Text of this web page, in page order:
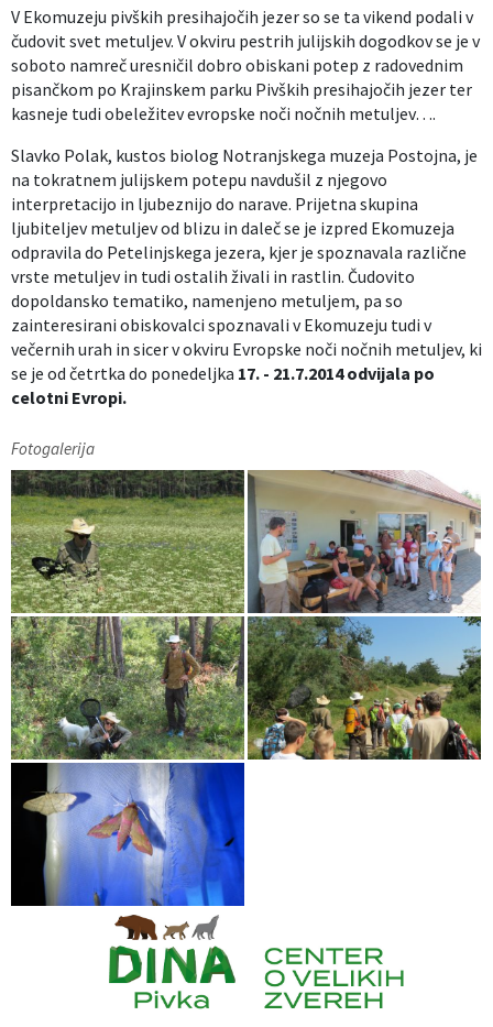
V Ekomuzeju pivških presihajočih jezer so se ta vikend podali v
čudovit svet metuljev. V okviru pestrih julijskih dogodkov se je v
soboto namreč uresničil dobro obiskani potep z radovednim
pisančkom po Krajinskem parku Pivških presihajočih jezer ter
kasneje tudi obeležitev evropske noči nočnih metuljev….
Slavko Polak, kustos biolog Notranjskega muzeja Postojna, je
na tokratnem julijskem potepu navdušil z njegovo
interpretacijo in ljubeznijo do narave. Prijetna skupina
ljubiteljev metuljev od blizu in daleč se je izpred Ekomuzeja
odpravila do Petelinjskega jezera, kjer je spoznavala različne
vrste metuljev in tudi ostalih živali in rastlin. Čudovito
dopoldansko tematiko, namenjeno metuljem, pa so
zainteresirani obiskovalci spoznavali v Ekomuzeju tudi v
večernih urah in sicer v okviru Evropske noči nočnih metuljev, ki
se je od četrtka do ponedeljka 17. - 21.7.2014 odvijala po
celotni Evropi.
Fotogalerija
Izobraževanje
Kultura, šport in turizem
Skupna občinska uprava